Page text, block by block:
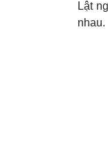
Lật
nhau.